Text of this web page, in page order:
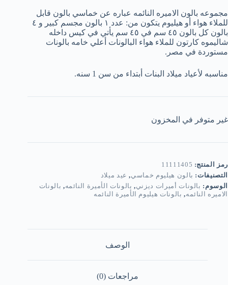
مجموعه بالون الاميره النائمه عباره عن خماسي بالون قابل
للملاء هواء أو هيليوم يتكون من: عدد ١ بالون مجسم كبير و ٤
بالون كل بالون ٤٥ سم في ٤٥ سم يأتي في كيس داخله
شاليموه كارتون للملاء هواء البالونات أعلي خامه بالونات
مستوردة في مصر.
مناسبه لأعياد ميلاد البنات أبتداء من سن 1 سنه.
غير متوفر في المخزون
رمز المنتج: 11111405
التصنيفات: بالون هيليوم خماسي, عيد ميلاد
الوسوم: بالونات أميرات ديزني, بالونات الأميرة النائمه, بالونات
الاميره النائمه, بالونات هيليوم الأميرة النائمه
الوصف
مراجعات (0)